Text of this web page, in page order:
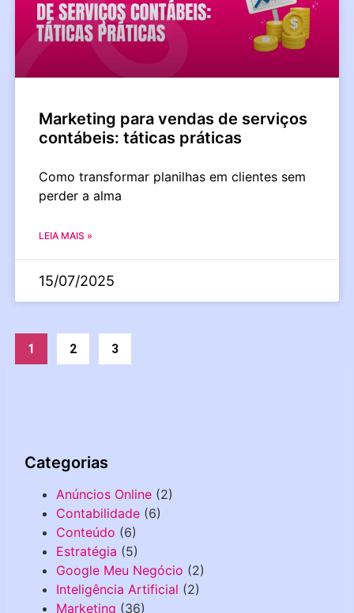
Marketing para vendas de serviços
contábeis: táticas práticas
Como transformar planilhas em clientes sem
perder a alma
LEIA MAIS »
15/07/2025
1 2 3
Categorias
Anúncios Online (2)
Contabilidade (6)
Conteúdo (6)
Estratégia (5)
Google Meu Negócio (2)
Inteligência Artificial (2)
Marketing (36)